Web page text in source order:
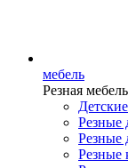
мебель
Резная мебель
Резные
Резные
Резные